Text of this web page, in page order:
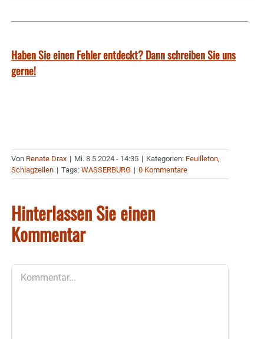
Haben Sie einen Fehler entdeckt? Dann schreiben Sie uns
gerne!
Von Renate Drax | Mi. 8.5.2024 - 14:35 | Kategorien: Feuilleton,
Schlagzeilen | Tags: WASSERBURG | 0 Kommentare
Hinterlassen Sie einen
Kommentar